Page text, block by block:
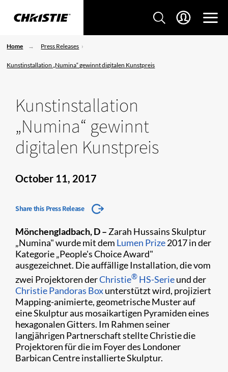
Home Press Releases
Kunstinstallation „Numina“ gewinnt digitalen Kunstpreis
Kunstinstallation
„Numina“ gewinnt
digitalen Kunstpreis
October 11, 2017
Share this Press Release
Mönchengladbach, D – Zarah Hussains Skulptur
„Numina" wurde mit dem Lumen Prize2017 in der
Kategorie „People's Choice Award"
ausgezeichnet. Die auffällige Installation, die vom
zwei Projektoren derChristie® HS-Serieund der
Christie Pandoras Boxunterstützt wird, projiziert
Mapping-animierte, geometrische Muster auf
eine Skulptur aus mosaikartigen Pyramiden eines
hexagonalen Gitters. Im Rahmen seiner
langjährigen Partnerschaft stellte Christie die
Projektoren für die im Foyer des Londoner
Barbican Centre installierte Skulptur.